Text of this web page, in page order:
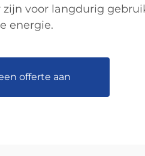
voor langdurig
energie.
offerte aan